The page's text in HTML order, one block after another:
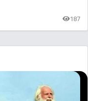
187